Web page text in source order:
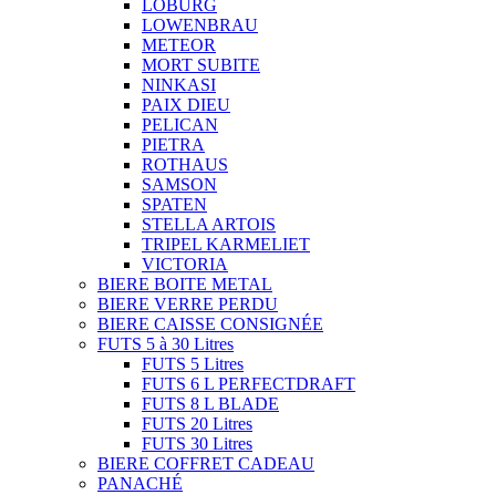
LOBURG
LOWENBRAU
METEOR
MORT SUBITE
NINKASI
PAIX DIEU
PELICAN
PIETRA
ROTHAUS
SAMSON
SPATEN
STELLA ARTOIS
TRIPEL KARMELIET
VICTORIA
BIERE BOITE METAL
BIERE VERRE PERDU
BIERE CAISSE CONSIGNÉE
FUTS 5 à 30 Litres
FUTS 5 Litres
FUTS 6 L PERFECTDRAFT
FUTS 8 L BLADE
FUTS 20 Litres
FUTS 30 Litres
BIERE COFFRET CADEAU
PANACHÉ